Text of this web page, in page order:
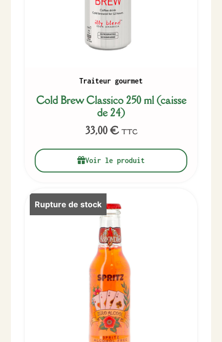
Traiteur gourmet
Cold Brew Classico 250 ml (caisse
de 24)
33,00€ TTC
Voir le produit
Rupture de stock